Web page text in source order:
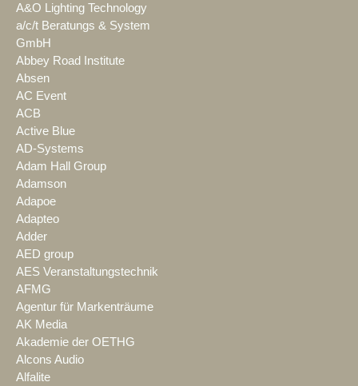
A&O Lighting Technology
a/c/t Beratungs & System
GmbH
Abbey Road Institute
Absen
AC Event
ACB
Active Blue
AD-Systems
Adam Hall Group
Adamson
Adapoe
Adapteo
Adder
AED group
AES Veranstaltungstechnik
AFMG
Agentur für Markenträume
AK Media
Akademie der OETHG
Alcons Audio
Alfalite